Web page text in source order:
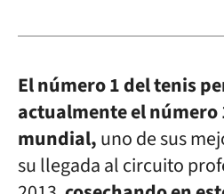
El número 1 del tenis
actualmente el
mundial,uno de sus
su llegada al circuito